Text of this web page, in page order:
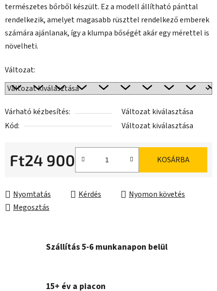
természetes bőrből készült. Ez a modell állítható pánttal
rendelkezik, amelyet magasabb rüszttel rendelkező emberek
számára ajánlanak, így a klumpa bőségét akár egy mérettel is
növelheti.
Változat:
Várható kézbesítés:
Változat kiválasztása
Kód:
Változat kiválasztása
Ft24 900 KOSÁRBA
Nyomtatás Kérdés
Nyomon követés
Megosztás
Szállítás 5-6 munkanapon belül
15+ év a piacon